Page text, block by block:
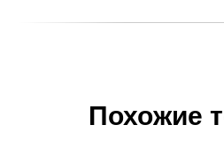
Похожие